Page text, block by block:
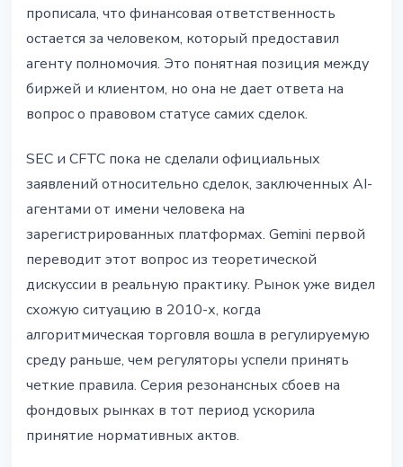
прописала, что финансовая ответственность
остается за человеком, который предоставил
агенту полномочия. Это понятная позиция между
биржей и клиентом, но она не дает ответа на
вопрос о правовом статусе самих сделок.
SEC и CFTC пока не сделали официальных
заявлений относительно сделок, заключенных AI-
агентами от имени человека на
зарегистрированных платформах. Gemini первой
переводит этот вопрос из теоретической
дискуссии в реальную практику. Рынок уже видел
схожую ситуацию в 2010-х, когда
алгоритмическая торговля вошла в регулируемую
среду раньше, чем регуляторы успели принять
четкие правила. Серия резонансных сбоев на
фондовых рынках в тот период ускорила
принятие нормативных актов.